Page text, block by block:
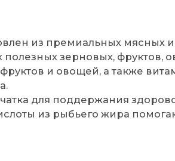
из премиальных мясных
зерновых, фруктов,
и овощей, а также
для поддержания
из рыбьего жира